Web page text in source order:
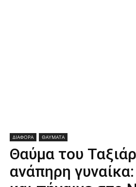
ΔΙΑΦΟΡΑ ΘΑΥΜΑΤΑ
Θαύμα του
ανάπηρη